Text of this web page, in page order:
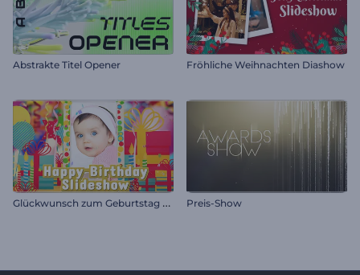
Abstrakte Titel Opener Fröhliche Weihnachten Diashow
G
lückwunsch zum Geburtstag Diashow Preis-Show